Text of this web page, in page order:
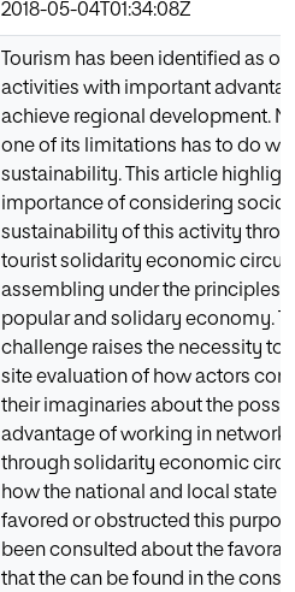
2018-05-04T01:34:08Z
Tourism has been identified as
activities with important
achieve regional development.
one of its limitations has to do
sustainability. This article
importance of considering
sustainability of this activity
tourist solidarity economic
assembling under the principles
popular and solidary economy.
challenge raises the necessity to
site evaluation of how actors
their imaginaries about the
advantage of working in
through solidarity economic
how the national and local state
favored or obstructed this
been consulted about the
that the can be found in the